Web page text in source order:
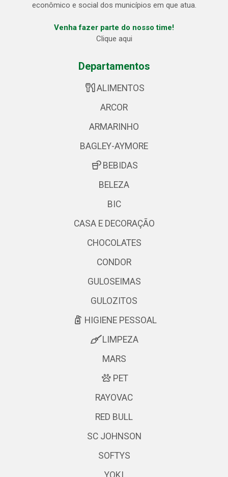
econômico e social dos municípios em que atua.
Venha fazer parte do nosso time!
Clique aqui
Departamentos
ALIMENTOS
ARCOR
ARMARINHO
BAGLEY-AYMORE
BEBIDAS
BELEZA
BIC
CASA E DECORAÇÃO
CHOCOLATES
CONDOR
GULOSEIMAS
GULOZITOS
HIGIENE PESSOAL
LIMPEZA
MARS
PET
RAYOVAC
RED BULL
SC JOHNSON
SOFTYS
YOKI